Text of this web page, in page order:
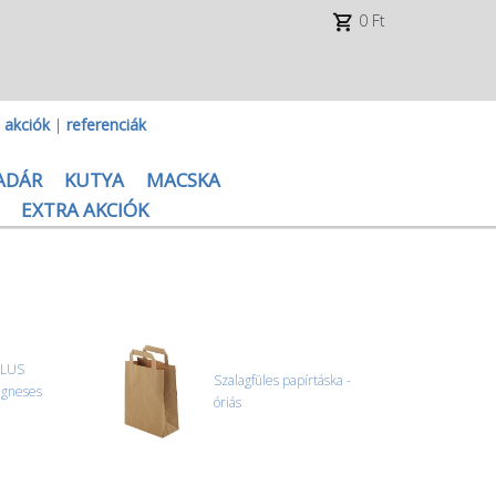
0 Ft
akciók| referenciák
KUTYA
MACSKA
EXTRA AKCIÓK
Szalagfüles papírtáska -
óriás